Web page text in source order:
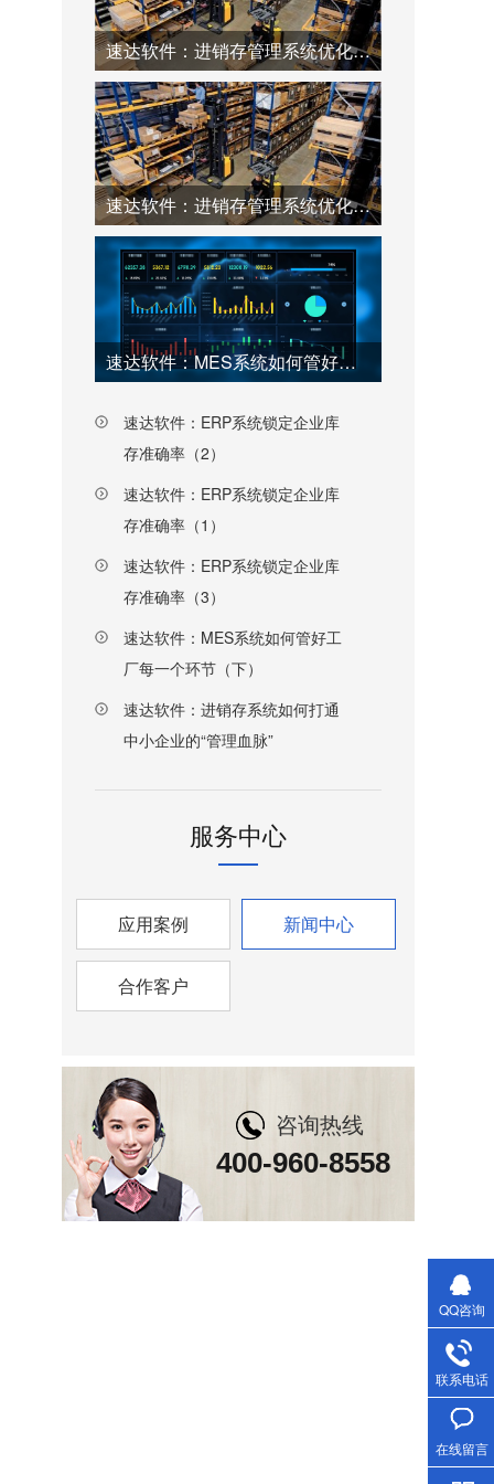
速达软件：进销存管理系统优化仓库工厂效率（2）
速达软件：进销存管理系统优化仓库工厂效率（1）
速达软件：MES系统如何管好工厂每一个环节（上）
速达软件：ERP系统锁定企业库
存准确率（2）
速达软件：ERP系统锁定企业库
存准确率（1）
速达软件：ERP系统锁定企业库
存准确率（3）
速达软件：MES系统如何管好工
厂每一个环节（下）
速达软件：进销存系统如何打通
中小企业的“管理血脉”
服务中心
应用案例 新闻中心
合作客户
咨询热线
400-960-8558
QQ咨询
联系电话
在线留言